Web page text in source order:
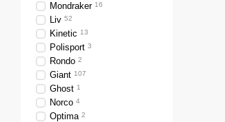
Mondraker 16
Liv 52
Kinetic 13
Polisport 3
Rondo 2
Giant 107
Ghost 1
Norco 4
Optima 2